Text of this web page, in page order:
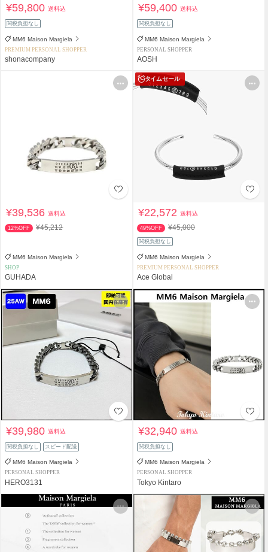
¥59,800送料込
関税負担なし
MM6 Maison Margiela
PREMIUM PERSONAL SHOPPER
shonacompany
¥59,400送料込
関税負担なし
MM6 Maison Margiela
PERSONAL SHOPPER
AOSH
¥39,536送料込
12%OFF ¥45,212
MM6 Maison Margiela
SHOP
GUHADA
タイムセール
¥22,572送料込
49%OFF ¥45,000
関税負担なし
MM6 Maison Margiela
PREMIUM PERSONAL SHOPPER
Ace Global
¥39,980送料込
関税負担なし スピード配送
MM6 Maison Margiela
PERSONAL SHOPPER
HERO3131
¥32,940送料込
関税負担なし
MM6 Maison Margiela
PERSONAL SHOPPER
Tokyo Kintaro